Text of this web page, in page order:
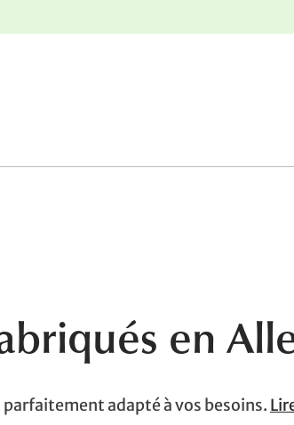
en
adapté à vos besoins.